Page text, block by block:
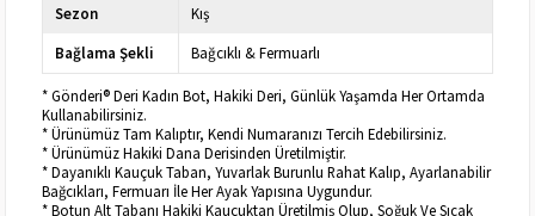
Sezon
Kış
Bağlama Şekli
Bağcıklı & Fermuarlı
* Gönderi® Deri Kadın Bot, Hakiki Deri, Günlük Yaşamda Her Ortamda
Kullanabilirsiniz.
* Ürünümüz Tam Kalıptır, Kendi Numaranızı Tercih Edebilirsiniz.
* Ürünümüz Hakiki Dana Derisinden Üretilmiştir.
* Dayanıklı Kauçuk Taban, Yuvarlak Burunlu Rahat Kalıp, Ayarlanabilir
Bağcıkları, Fermuarı İle Her Ayak Yapısına Uygundur.
* Botun Alt Tabanı Hakiki Kauçuktan Üretilmiş Olup, Soğuk Ve Sıcak